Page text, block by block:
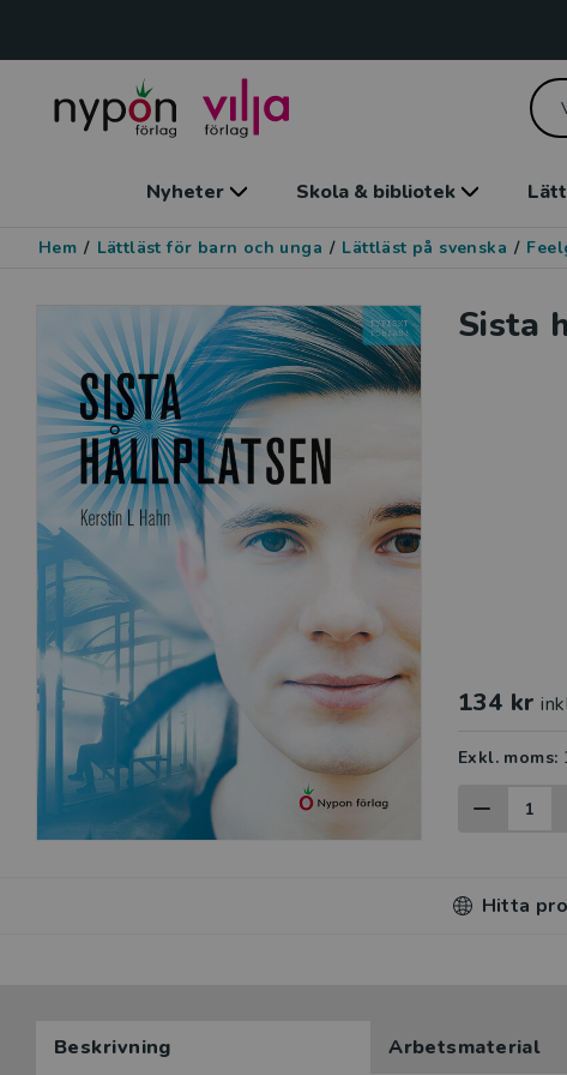
Nyheter Skola & bibliotek
Hem / Lättläst för barn och unga / Lättläst på svenska /
Sista
134 kr
Exkl. moms:
Hitta
Beskrivning Arbetsmaterial